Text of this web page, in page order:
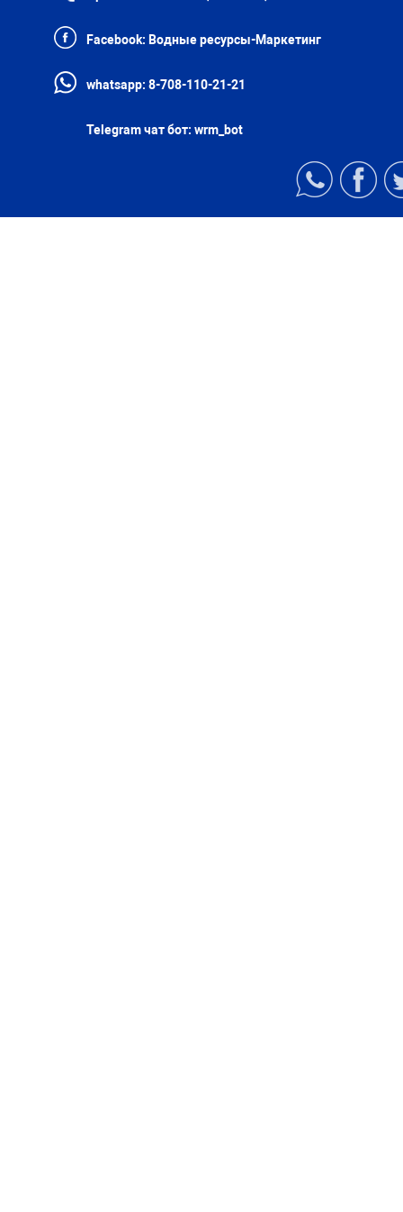
Facebook: Водные ресурсы-Маркетинг
whatsapp: 8-708-110-21-21
Telegram чат бот: wrm_bot